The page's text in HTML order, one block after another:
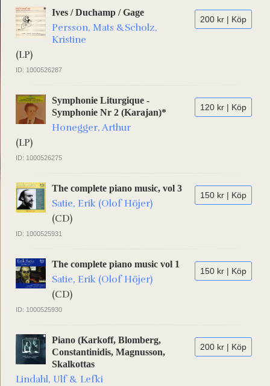
200 kr | Köp
Ives / Duchamp / Gage
Persson, Mats &Scholz,
Kristine
(LP)
ID: 1000526287
120 kr | Köp
Symphonie Liturgique -
Symphonie Nr 2 (Karajan)*
Honegger, Arthur
(LP)
ID: 1000526275
150 kr | Köp
The complete piano music, vol 3
Satie, Erik (Olof Höjer)
(CD)
ID: 1000525931
150 kr | Köp
The complete piano music vol 1
Satie, Erik (Olof Höjer)
(CD)
ID: 1000525930
200 kr | Köp
Piano (Karkoff, Blomberg,
Constantinidis, Magnusson,
Skalkottas
Lindahl, Ulf & Lefki